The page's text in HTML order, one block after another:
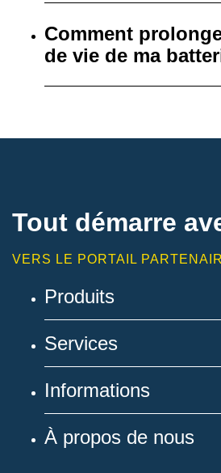
Comment
de vie de ma
Tout démarre
VERS LE PORTAIL
Produits
Services
Informations
À propos de nous